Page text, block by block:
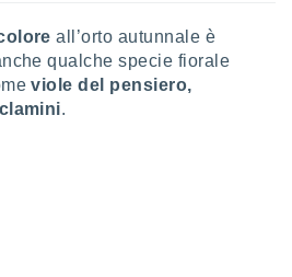
all’orto autunnale è
qualche specie fiorale
viole del pensiero,
.